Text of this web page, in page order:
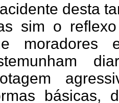
desta
sim o
moradores
básicas,